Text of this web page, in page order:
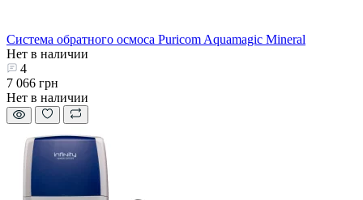
Система обратного осмоса Puricom Aquamagic Mineral
Нет в наличии
4
7 066 грн
Нет в наличии